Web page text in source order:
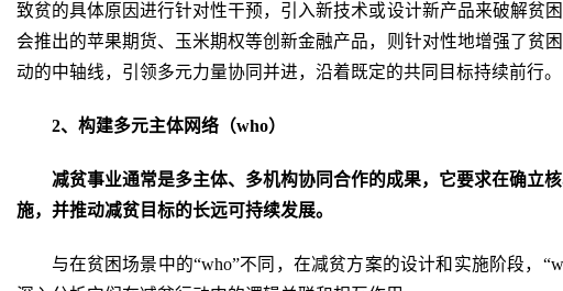
致贫的具体原因进行针对性干预，引入新技术或设计新产品来破解贫
会推出的苹果期货、玉米期权等创新金融产品，则针对性地增强了贫
动的中轴线，引领多元力量协同并进，沿着既定的共同目标持续前行。
2、构建多元主体网络（who）
减贫事业通常是多主体、多机构协同合作的成果，它要求在确立
施，并推动减贫目标的长远可持续发展。
与在贫困场景中的“who”不同，在减贫方案的设计和实施阶段，